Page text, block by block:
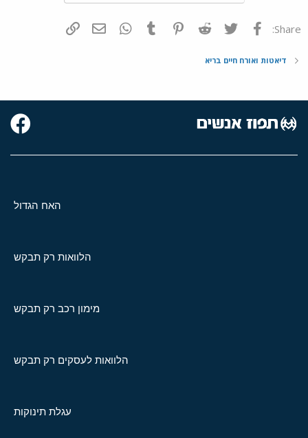
Share: פייסבוק Twitter
Reddit
Pinterest
Tumblr
WhatsAppדואר אלקטרוני
דיאטות ואורח חיים בריא
האח הגדול
הלוואות רק תבקש
מימון רכב רק תבקש
הלוואות לעסקים רק תבקש
עגלת תינוקות